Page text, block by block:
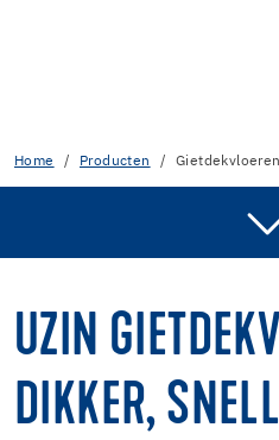
Home Producten Gietdekvloeren
GIETDEKVLOER VS EGALISATIE
ONZE UZIN VOORDELEN
ONS AANBOD
UZIN
DIKKER,